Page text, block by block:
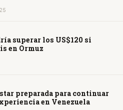
superar los US$120 si
en Ormuz
preparada para continuar
en Venezuela